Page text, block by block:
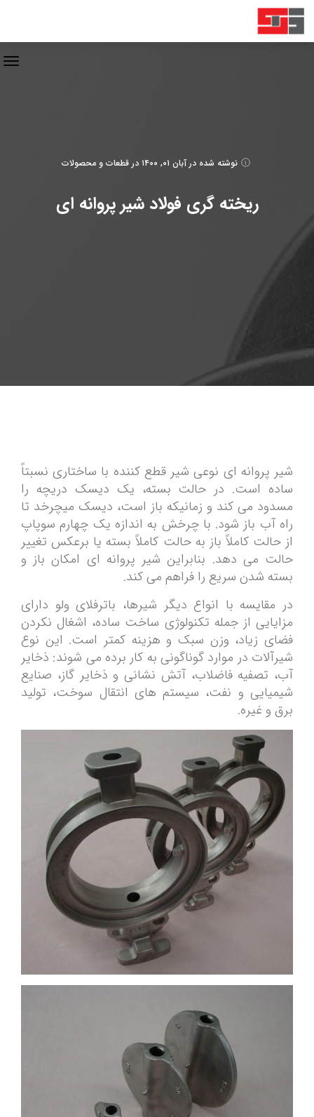
نوشته شده در آبان ۰۱, ۱۴۰۰ در قطعات و محصولات
ریخته گری فولاد شیر پروانه ای
شیر پروانه ای نوعی شیر قطع کننده با ساختاری نسبتاً
ساده است. در حالت بسته، یک دیسک دریچه را
مسدود می کند و زمانیکه باز است، دیسک میچرخد تا
راه آب باز شود. با چرخش به اندازه یک چهارم سوپاپ
از حالت کاملاً باز به حالت کاملاً بسته یا برعکس تغییر
حالت می‌ دهد. بنابراین شیر پروانه ای امکان باز و
بسته شدن سریع را فراهم می کند.
در مقایسه با انواع دیگر شیرها، باترفلای ولو دارای
مزایایی از جمله تکنولوژی ساخت ساده، اشغال نکردن
فضای زیاد، وزن سبک و هزینه کمتر است. این نوع
شیرآلات در موارد گوناگونی به کار برده می شوند: ذخایر
آب، تصفیه فاضلاب، آتش نشانی و ذخایر گاز، صنایع
شیمیایی و نفت، سیستم های انتقال سوخت، تولید
برق و غیره.